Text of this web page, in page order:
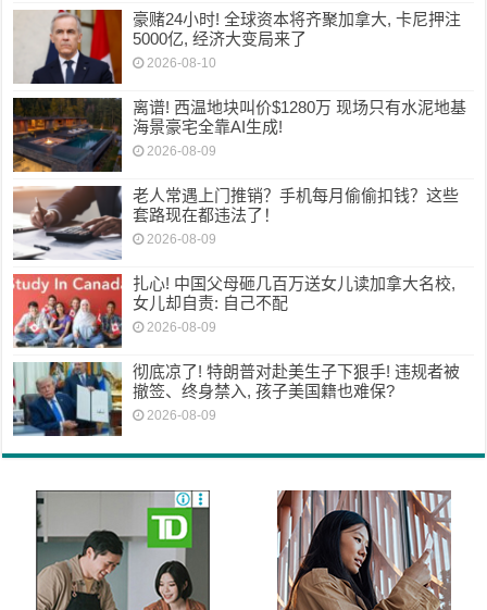
豪赌24小时! 全球资本将齐聚加拿大, 卡尼押注
5000亿, 经济大变局来了
2026-08-10
离谱! 西温地块叫价$1280万 现场只有水泥地基
海景豪宅全靠AI生成!
2026-08-09
老人常遇上门推销？手机每月偷偷扣钱？这些
套路现在都违法了！
2026-08-09
扎心! 中国父母砸几百万送女儿读加拿大名校,
女儿却自责: 自己不配
2026-08-09
彻底凉了! 特朗普对赴美生子下狠手! 违规者被
撤签、终身禁入, 孩子美国籍也难保?
2026-08-09